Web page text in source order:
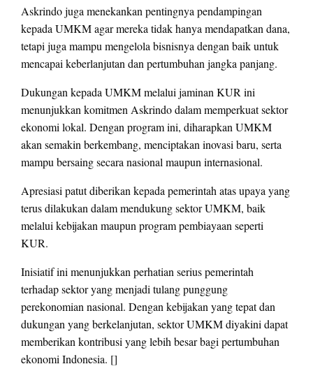
Askrindo juga menekankan pentingnya pendampingan
kepada UMKM agar mereka tidak hanya mendapatkan dana,
tetapi juga mampu mengelola bisnisnya dengan baik untuk
mencapai keberlanjutan dan pertumbuhan jangka panjang.
Dukungan kepada UMKM melalui jaminan KUR ini
menunjukkan komitmen Askrindo dalam memperkuat sektor
ekonomi lokal. Dengan program ini, diharapkan UMKM
akan semakin berkembang, menciptakan inovasi baru, serta
mampu bersaing secara nasional maupun internasional.
Apresiasi patut diberikan kepada pemerintah atas upaya yang
terus dilakukan dalam mendukung sektor UMKM, baik
melalui kebijakan maupun program pembiayaan seperti
KUR.
Inisiatif ini menunjukkan perhatian serius pemerintah
terhadap sektor yang menjadi tulang punggung
perekonomian nasional. Dengan kebijakan yang tepat dan
dukungan yang berkelanjutan, sektor UMKM diyakini dapat
memberikan kontribusi yang lebih besar bagi pertumbuhan
ekonomi Indonesia. []